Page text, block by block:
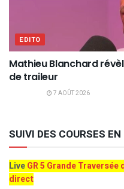
EDITO
Mathieu Blanchard
de traileur
7 AOÛT 2026
SUIVI DES COURSES
LiveGR 5 Grande Traversée
direct